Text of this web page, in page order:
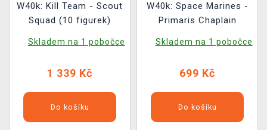
W40k: Kill Team - Scout
Squad (10 figurek)
Skladem na 1 pobočce
1 339 Kč
Do košíku
W40k: Space Marines -
Primaris Chaplain
Skladem na 1 pobočce
699 Kč
Do košíku